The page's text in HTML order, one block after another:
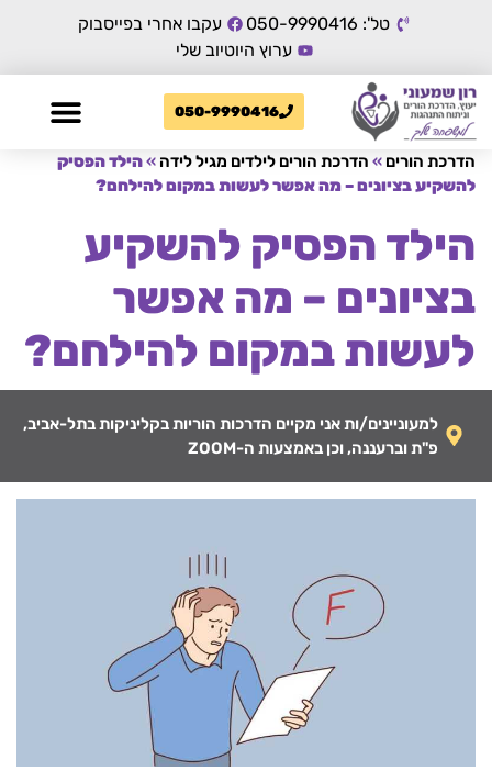
טל': 050-9990416
עקבו אחרי בפייסבוק
ערוץ היוטיוב שלי
050-9990416
הדרכת הורים » הדרכת הורים לילדים מגיל לידה »הילד הפסיק
להשקיע בציונים – מה אפשר לעשות במקום להילחם?
הילד הפסיק להשקיע
בציונים – מה אפשר
לעשות במקום להילחם?
למעוניינים/ות אני מקיים הדרכות הוריות בקליניקות בתל-אביב,
פ"ת וברעננה, וכן באמצעות ה-ZOOM